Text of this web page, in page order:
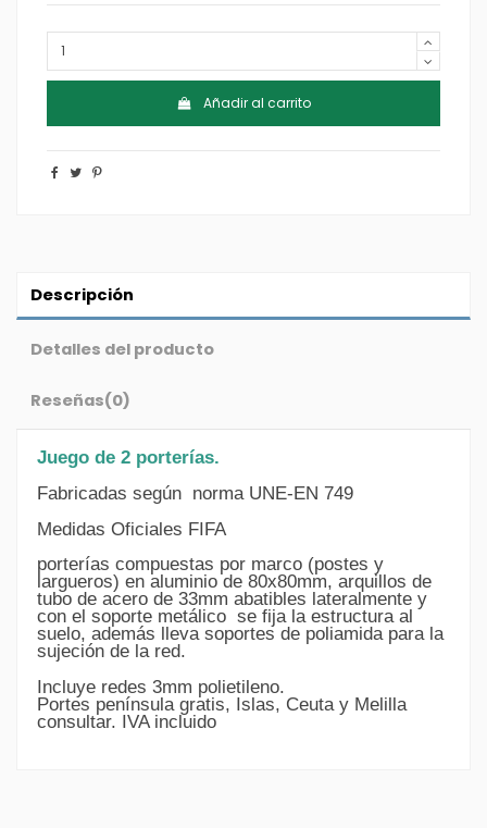
Añadir al carrito
Descripción
Detalles del producto
Reseñas(0)
Juego de 2 porterías.
Fabricadas según norma UNE-EN 749
Medidas Oficiales FIFA
porterías compuestas por marco (postes y
largueros) en aluminio de 80x80mm, arquillos de
tubo de acero de 33mm abatibles lateralmente y
con el soporte metálico se fija la estructura al
suelo, además lleva soportes de poliamida para la
sujeción de la red.
Incluye redes 3mm polietileno.
Portes península gratis, Islas, Ceuta y Melilla
consultar. IVA incluido